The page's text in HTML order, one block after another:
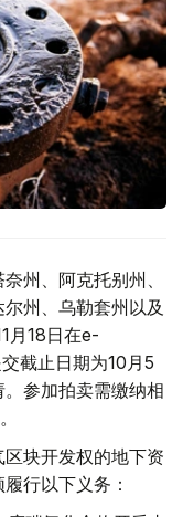
州、阿克托别州、
州、乌勒套州以及
月18日在e-
截止日期为10月5
参加拍卖需缴纳相
块开发权的地下资
行以下义务：